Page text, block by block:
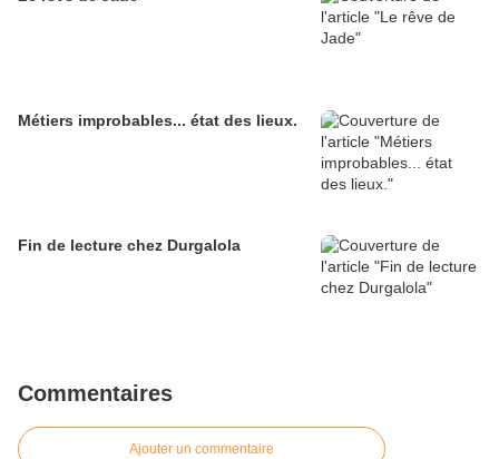
Métiers improbables... état des lieux.
Fin de lecture chez Durgalola
Commentaires
Ajouter un commentaire